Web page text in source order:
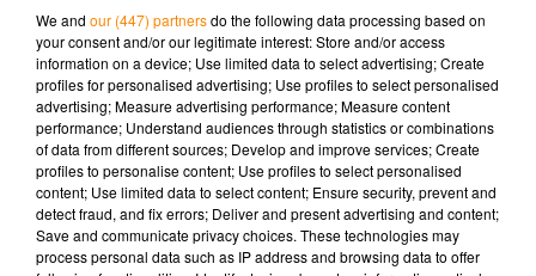
L’ÉCOL’Ô TRÉSORS
Une Association Engagée pour
la Nature
We and our (447) partnersdo the following data processing based on
your consent and/or our legitimate interest: Store and/or access
information on a device; Use limited data to select advertising; Create
profiles for personalised advertising; Use profiles to select personalised
advertising; Measure advertising performance; Measure content
performance; Understand audiences through statistics or combinations
of data from different sources; Develop and improve services; Create
profiles to personalise content; Use profiles to select personalised
content; Use limited data to select content; Ensure security, prevent and
detect fraud, and fix errors; Deliver and present advertising and content;
Save and communicate privacy choices. These technologies may
process personal data such as IP address and browsing data to offer